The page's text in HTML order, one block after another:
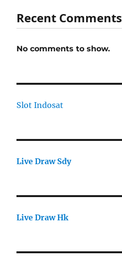
Recent Comments
No comments to show.
Slot Indosat
Live Draw Sdy
Live Draw Hk